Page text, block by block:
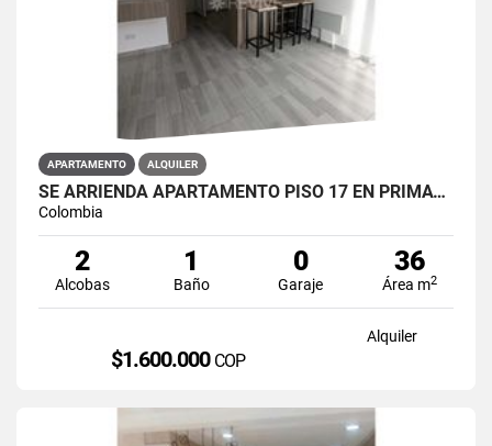
APARTAMENTO ALQUILER
SE ARRIENDA APARTAMENTO PISO 17 EN PRIMAVERA 6-39 PUENTE ARANDA
Colombia
2
Alcobas
1
Baño
0
Garaje
36
Área m2
Alquiler
$1.600.000 COP